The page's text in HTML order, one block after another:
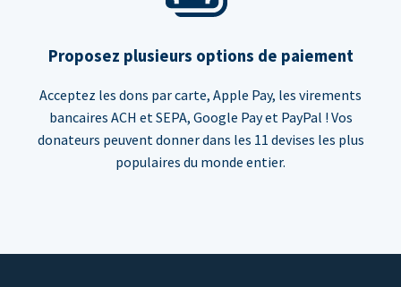
Proposez plusieurs options de paiement
Acceptez les dons par carte, Apple Pay, les virements
bancaires ACH et SEPA, Google Pay et PayPal ! Vos
donateurs peuvent donner dans les 11 devises les plus
populaires du monde entier.